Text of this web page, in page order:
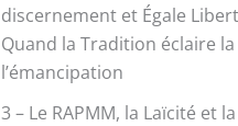
discernement et Égale
Quand la Tradition éclaire
l’émancipation
3 – Le RAPMM, la Laïcité et